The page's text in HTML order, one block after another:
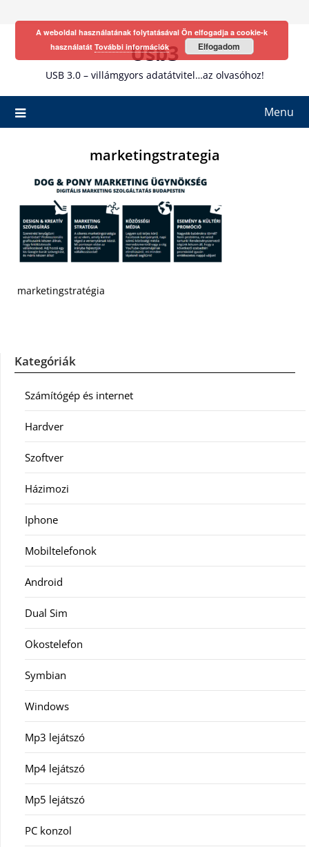
Usb3
USB 3.0 – villámgyors adatátvitel…az olvasóhoz!
Menu
marketingstrategia
marketingstratégia
Kategóriák
Számítógép és internet
Hardver
Szoftver
Házimozi
Iphone
Mobiltelefonok
Android
Dual Sim
Okostelefon
Symbian
Windows
Mp3 lejátszó
Mp4 lejátszó
Mp5 lejátszó
PC konzol
A weboldal használatának folytatásával Ön elfogadja a cookie-k
használatát További információk Elfogadom